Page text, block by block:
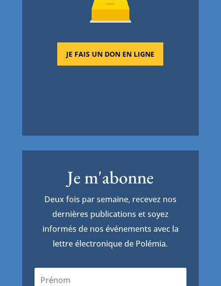
JE FAIS UN DON EN LIGNE
Je m'abonne
Deux fois par semaine, recevez nos
dernières publications et soyez
informés de nos événements avec la
lettre électronique de Polémia.